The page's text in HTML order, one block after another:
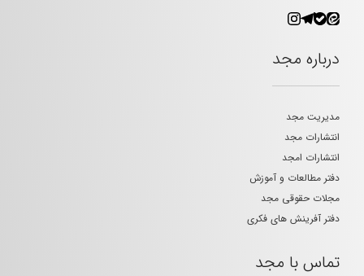
درباره مجد
مدیریت مجد
انتشارات مجد
انتشارات امجد
دفتر مطالعات و آموزش
مجلات حقوقی مجد
دفتر آفرینش های فکری
تماس با مجد